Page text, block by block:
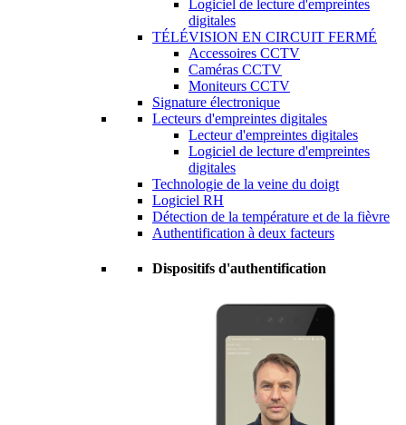
Logiciel de lecture d'empreintes
digitales
TÉLÉVISION EN CIRCUIT FERMÉ
Accessoires CCTV
Caméras CCTV
Moniteurs CCTV
Signature électronique
Lecteurs d'empreintes digitales
Lecteur d'empreintes digitales
Logiciel de lecture d'empreintes
digitales
Technologie de la veine du doigt
Logiciel RH
Détection de la température et de la fièvre
Authentification à deux facteurs
Dispositifs d'authentification